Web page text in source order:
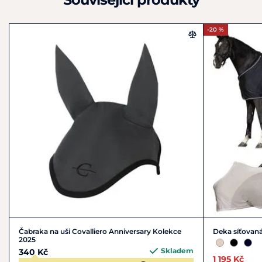
Čabraka na uši Covalliero Anniversary Kolekce
2025
340 Kč Skladem
-20 %
Deka
1 195 Kč